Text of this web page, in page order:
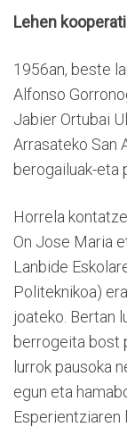
Lehen
1956an, beste
Alfonso
Jabier Ortubai
Arrasateko San
berogailuak-eta
Horrela
On Jose Maria
Lanbide
Politeknikoa)
joateko. Bertan
berrogeita bost
lurrok
egun eta
Esperientziaren